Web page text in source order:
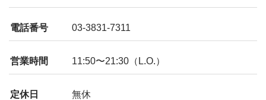
電話番号 03-3831-7311
営業時間 11:50〜21:30（L.O.）
定休日 無休